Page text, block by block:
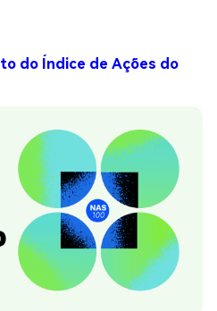
do Índice de Ações do